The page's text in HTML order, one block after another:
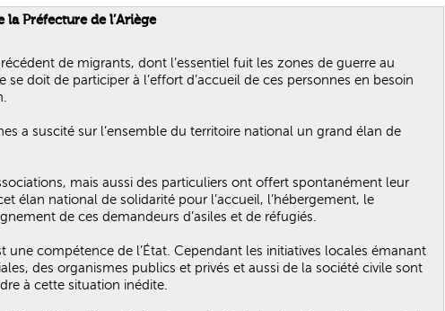
la Préfecture de l’Ariège
de migrants, dont l’essentiel fuit les zones de guerre au
se doit de participer à l’effort d’accueil de ces personnes en besoin
a suscité sur l’ensemble du territoire national un grand élan de
mais aussi des particuliers ont offert spontanément leur
élan national de solidarité pour l’accueil, l’hébergement, le
de ces demandeurs d’asiles et de réfugiés.
une compétence de l’État. Cependant les initiatives locales émanant
des organismes publics et privés et aussi de la société civile sont
à cette situation inédite.